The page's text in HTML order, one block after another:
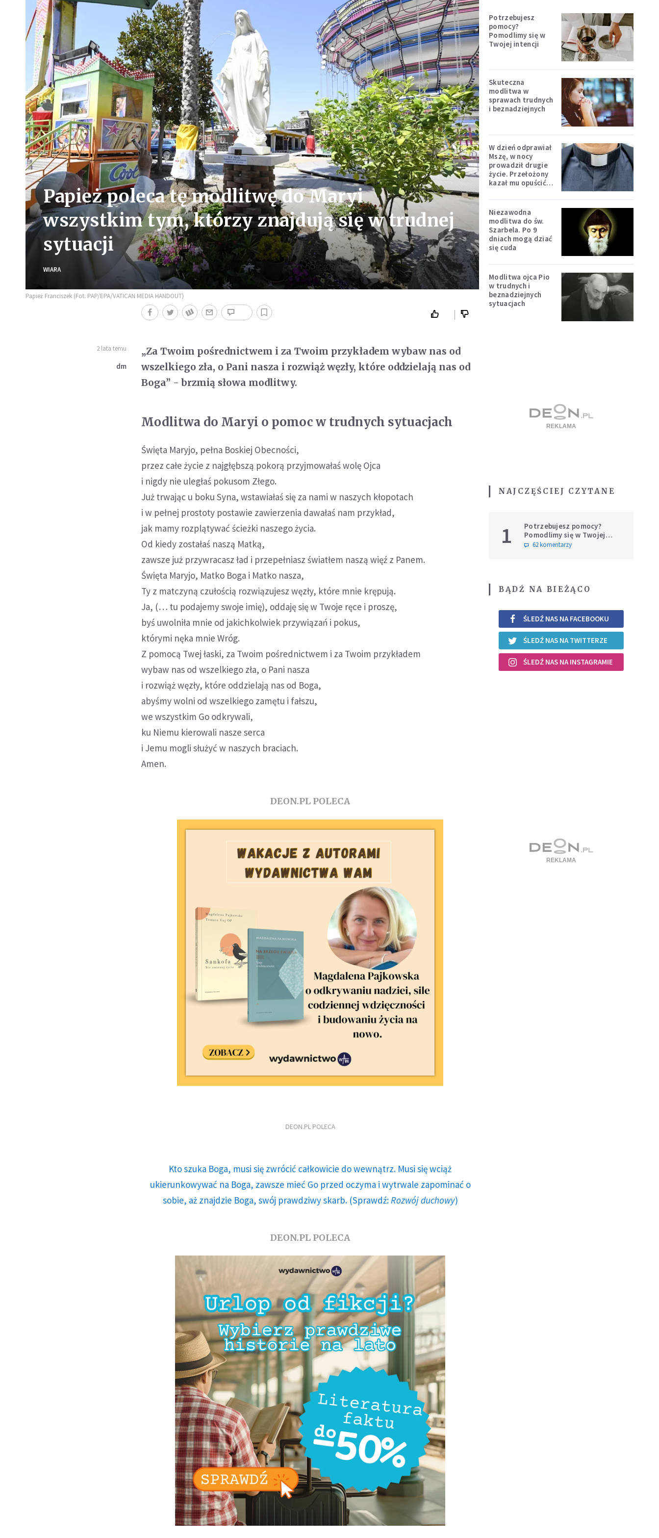
Papież poleca tę modlitwę do Maryi
wszystkim tym, którzy znajdują się w trudnej
sytuacji
WIARA
Papież Franciszek (Fot. PAP/EPA/VATICAN MEDIA HANDOUT)
2 lata temu
dm
„Za Twoim pośrednictwem i za Twoim przykładem wybaw nas od
wszelkiego zła, o Pani nasza i rozwiąż węzły, które oddzielają nas od
Boga” - brzmią słowa modlitwy.
Modlitwa do Maryi o pomoc w trudnych sytuacjach
Święta Maryjo, pełna Boskiej Obecności,
przez całe życie z najgłębszą pokorą przyjmowałaś wolę Ojca
i nigdy nie uległaś pokusom Złego.
Już trwając u boku Syna, wstawiałaś się za nami w naszych kłopotach
i w pełnej prostoty postawie zawierzenia dawałaś nam przykład,
jak mamy rozplątywać ścieżki naszego życia.
Od kiedy zostałaś naszą Matką,
zawsze już przywracasz ład i przepełniasz światłem naszą więź z Panem.
Święta Maryjo, Matko Boga i Matko nasza,
Ty z matczyną czułością rozwiązujesz węzły, które mnie krępują.
Ja, (… tu podajemy swoje imię), oddaję się w Twoje ręce i proszę,
byś uwolniła mnie od jakichkolwiek przywiązań i pokus,
którymi nęka mnie Wróg.
Z pomocą Twej łaski, za Twoim pośrednictwem i za Twoim przykładem
wybaw nas od wszelkiego zła, o Pani nasza
i rozwiąż węzły, które oddzielają nas od Boga,
abyśmy wolni od wszelkiego zamętu i fałszu,
we wszystkim Go odkrywali,
ku Niemu kierowali nasze serca
i Jemu mogli służyć w naszych braciach.
Amen.
DEON.PL POLECA
DEON.PL POLECA
Kto szuka Boga, musi się zwrócić całkowicie do wewnątrz. Musi się wciąż
ukierunkowywać na Boga, zawsze mieć Go przed oczyma i wytrwale zapominać o
sobie, aż znajdzie Boga, swój prawdziwy skarb. (Sprawdź: Rozwój duchowy)
DEON.PL POLECA
Potrzebujesz
pomocy?
Pomodlimy się w
Twojej intencji
Skuteczna
modlitwa w
sprawach trudnych
i beznadziejnych
W dzień odprawiał
Mszę, w nocy
prowadził drugie
życie. Przełożony
kazał mu opuścić
Niezawodna
modlitwa do św.
Szarbela. Po 9
dniach mogą dziać
się cuda
Modlitwa ojca Pio
w trudnych i
beznadziejnych
sytuacjach
NAJCZĘŚCIEJ CZYTANE
1
Potrzebujesz pomocy?
Pomodlimy się w Twojej
intencji
62 komentarzy
BĄDŹ NA BIEŻĄCO
ŚLEDŹ NAS NA FACEBOOKU
ŚLEDŹ NAS NA TWITTERZE
ŚLEDŹ NAS NA INSTAGRAMIE